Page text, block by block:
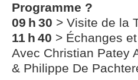
Programme ?
09 h 30 > Visite de la
11 h 40 > Échanges
Avec Christian Patey
& Philippe De